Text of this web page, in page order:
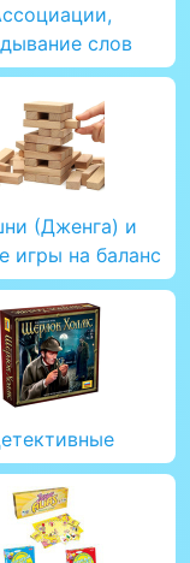
слов
(Дженга) и
игры на баланс